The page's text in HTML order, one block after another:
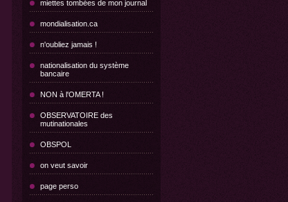
miettes tombées de mon journal
mondialisation.ca
n'oubliez jamais !
nationalisation du système
bancaire
NON à l'OMERTA !
OBSERVATOIRE des
mutinationales
OBSPOL
on veut savoir
page perso